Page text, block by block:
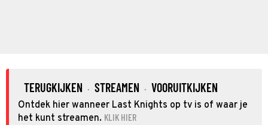
TERUGKIJKEN · STREAMEN · VOORUITKIJKEN
Ontdek hier wanneer Last Knights op tv is of waar je
het kunt streamen. KLIK HIER